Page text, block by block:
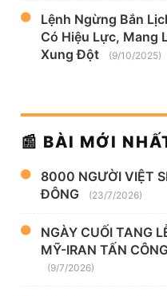
Lệnh Ngừng Bắn
Có Hiệu Lực, Mang
Xung Đột
(9/10/2025)
📰 BÀI MỚI
8000 NGƯỜI VIỆT
ĐÔNG
(23/7/2026)
NGÀY CUỐI TANG
MỸ-IRAN TẤN
(9/7/2026)